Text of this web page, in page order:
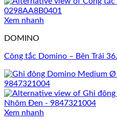
Xem nhanh
DOMINO
Công tắc Domino – Bên Trái
Xem nhanh